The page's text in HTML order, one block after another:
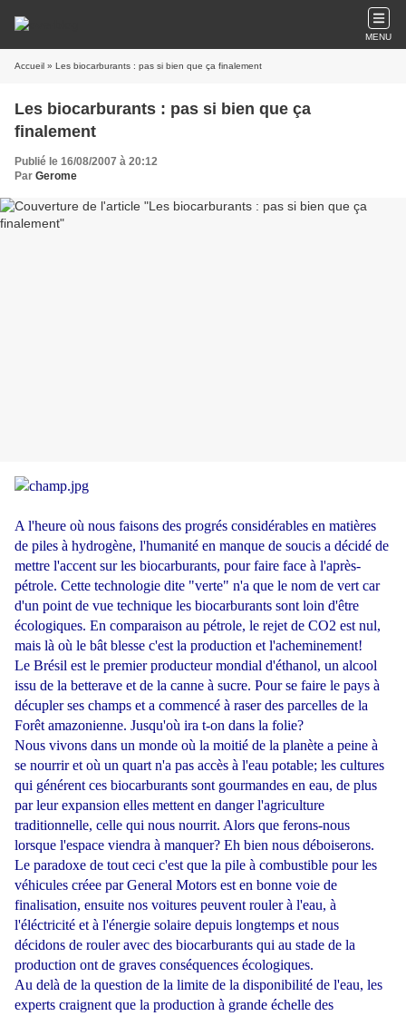
MENU
Accueil » Les biocarburants : pas si bien que ça finalement
Les biocarburants : pas si bien que ça
finalement
Publié le 16/08/2007 à 20:12
Par Gerome
A l'heure où nous faisons des progrés considérables en matières
de piles à hydrogène, l'humanité en manque de soucis a décidé de
mettre l'accent sur les biocarburants, pour faire face à l'après-
pétrole. Cette technologie dite "verte" n'a que le nom de vert car
d'un point de vue technique les biocarburants sont loin d'être
écologiques. En comparaison au pétrole, le rejet de CO2 est nul,
mais là où le bât blesse c'est la production et l'acheminement!
Le Brésil est le premier producteur mondial d'éthanol, un alcool
issu de la betterave et de la canne à sucre. Pour se faire le pays à
décupler ses champs et a commencé à raser des parcelles de la
Forêt amazonienne. Jusqu'où ira t-on dans la folie?
Nous vivons dans un monde où la moitié de la planète a peine à
se nourrir et où un quart n'a pas accès à l'eau potable; les cultures
qui générent ces biocarburants sont gourmandes en eau, de plus
par leur expansion elles mettent en danger l'agriculture
traditionnelle, celle qui nous nourrit. Alors que ferons-nous
lorsque l'espace viendra à manquer? Eh bien nous déboiserons.
Le paradoxe de tout ceci c'est que la pile à combustible pour les
véhicules créee par General Motors est en bonne voie de
finalisation, ensuite nos voitures peuvent rouler à l'eau, à
l'éléctricité et à l'énergie solaire depuis longtemps et nous
décidons de rouler avec des biocarburants qui au stade de la
production ont de graves conséquences écologiques.
Au delà de la question de la limite de la disponibilité de l'eau, les
experts craignent que la production à grande échelle des